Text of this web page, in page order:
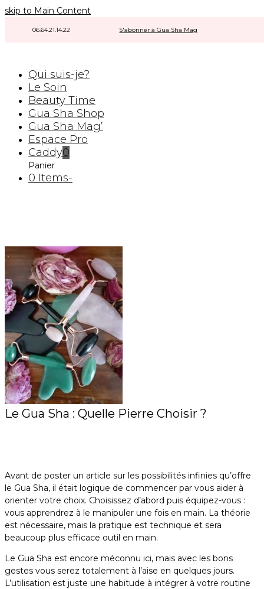
skip to Main Content
06.64.21.14.22 S'abonner à Gua Sha Mag
Qui suis-je?
Le Soin
Beauty Time
Gua Sha Shop
Gua Sha Mag’
Espace Pro
Caddy0
Panier
0 Items-
Le Gua Sha : Quelle Pierre Choisir ?
Avant de poster un article sur les possibilités infinies qu’offre
le Gua Sha, il était logique de commencer par vous aider à
orienter votre choix. Choisissez d’abord puis équipez-vous :
vous apprendrez à le manipuler une fois en main. La théorie
est nécessaire, mais la pratique est technique et sera
beaucoup plus efficace outil en main.
Le Gua Sha est encore méconnu ici, mais avec les bons
gestes vous serez totalement à l’aise en quelques jours.
L’utilisation est juste une habitude à intégrer à votre routine